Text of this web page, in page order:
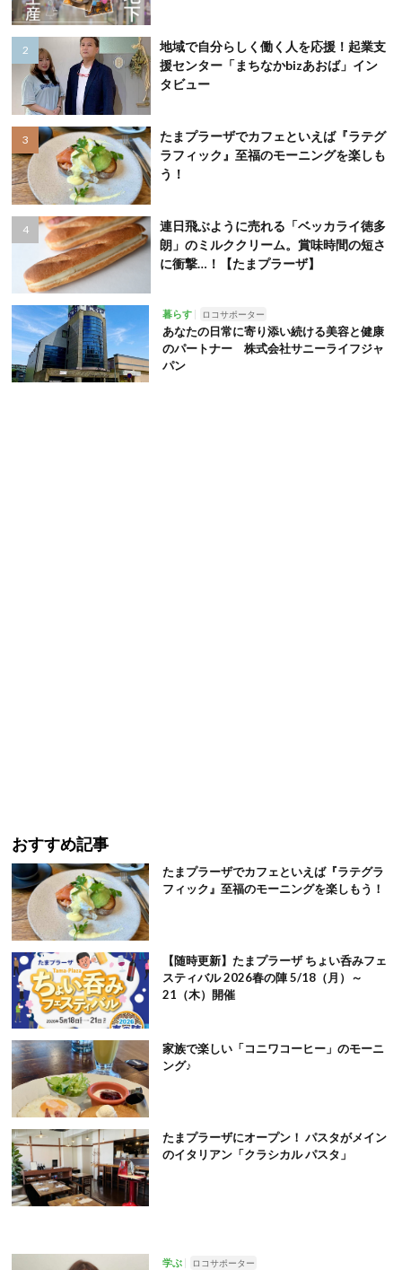
地域で自分らしく働く人を応援！起業支
援センター「まちなかbizあおば」イン
タビュー
たまプラーザでカフェといえば『ラテグ
ラフィック』至福のモーニングを楽しも
う！
連日飛ぶように売れる「ベッカライ徳多
朗」のミルククリーム。賞味時間の短さ
に衝撃…！【たまプラーザ】
暮らす ロコサポーター
あなたの日常に寄り添い続ける美容と健康
のパートナー 株式会社サニーライフジャ
パン
おすすめ記事
たまプラーザでカフェといえば『ラテグラ
フィック』至福のモーニングを楽しもう！
【随時更新】たまプラーザ ちょい呑みフェ
スティバル 2026春の陣 5/18（月）～
21（木）開催
家族で楽しい「コニワコーヒー」のモーニ
ング♪
たまプラーザにオープン！ パスタがメイン
のイタリアン「クラシカル パスタ」
学ぶ ロコサポーター